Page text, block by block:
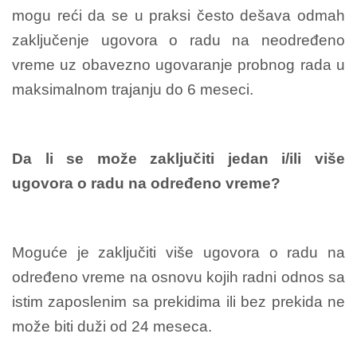
mogu reći da se u praksi često dešava odmah
zaključenje ugovora o radu na neodređeno
vreme uz obavezno ugovaranje probnog rada u
maksimalnom trajanju do 6 meseci.
Da li se može zaključiti jedan i/ili više
ugovora o radu na određeno vreme?
Moguće je zaključiti više ugovora o radu na
određeno vreme na osnovu kojih radni odnos sa
istim zaposlenim sa prekidima ili bez prekida ne
može biti duži od 24 meseca.